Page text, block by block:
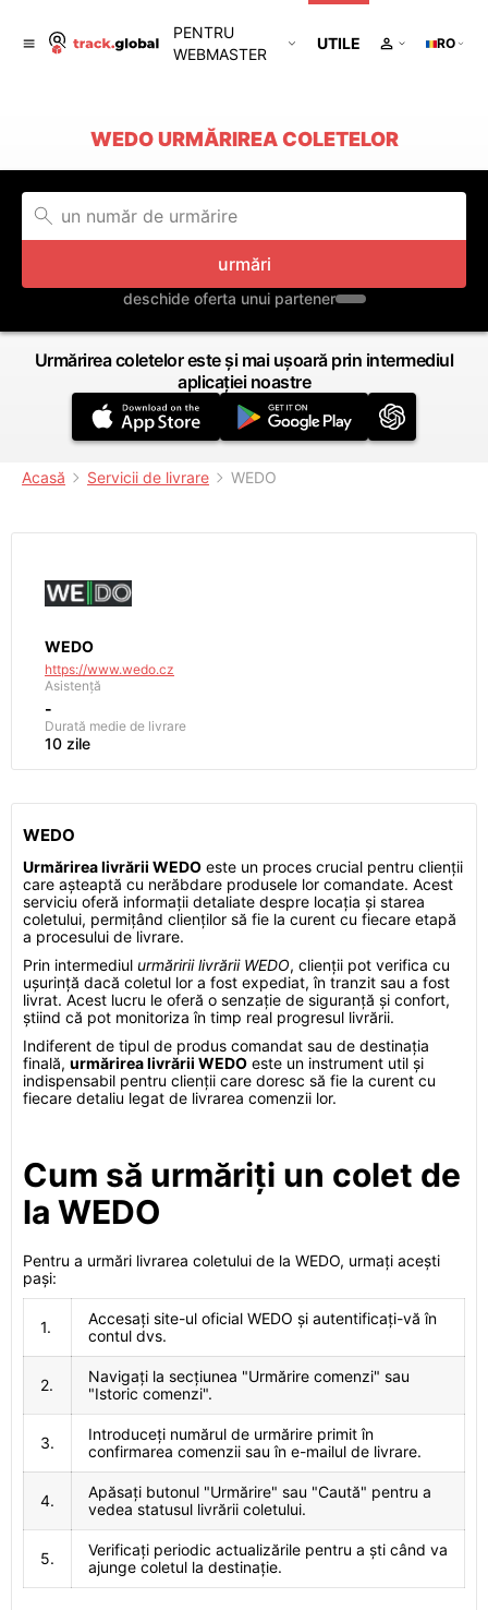
PENTRU
WEBMASTER
UTILE RO
WEDO URMĂRIREA COLETELOR
urmări
deschide oferta unui partener
Urmărirea coletelor este și mai ușoară prin intermediul
aplicației noastre
Acasă Servicii de livrare WEDO
WEDO
https://www.wedo.cz
Asistență
-
Durată medie de livrare
10 zile
WEDO
Urmărirea livrării WEDO este un proces crucial pentru clienții
care așteaptă cu nerăbdare produsele lor comandate. Acest
serviciu oferă informații detaliate despre locația și starea
coletului, permițând clienților să fie la curent cu fiecare etapă
a procesului de livrare.
Prin intermediul urmăririi livrării WEDO, clienții pot verifica cu
ușurință dacă coletul lor a fost expediat, în tranzit sau a fost
livrat. Acest lucru le oferă o senzație de siguranță și confort,
știind că pot monitoriza în timp real progresul livrării.
Indiferent de tipul de produs comandat sau de destinația
finală, urmărirea livrării WEDO este un instrument util și
indispensabil pentru clienții care doresc să fie la curent cu
fiecare detaliu legat de livrarea comenzii lor.
Cum să urmăriți un colet de
la WEDO
Pentru a urmări livrarea coletului de la WEDO, urmați acești
pași:
1.
Accesați site-ul oficial WEDO și autentificați-vă în
contul dvs.
2.
Navigați la secțiunea "Urmărire comenzi" sau
"Istoric comenzi".
3.
Introduceți numărul de urmărire primit în
confirmarea comenzii sau în e-mailul de livrare.
4.
Apăsați butonul "Urmărire" sau "Caută" pentru a
vedea statusul livrării coletului.
5.
Verificați periodic actualizările pentru a ști când va
ajunge coletul la destinație.